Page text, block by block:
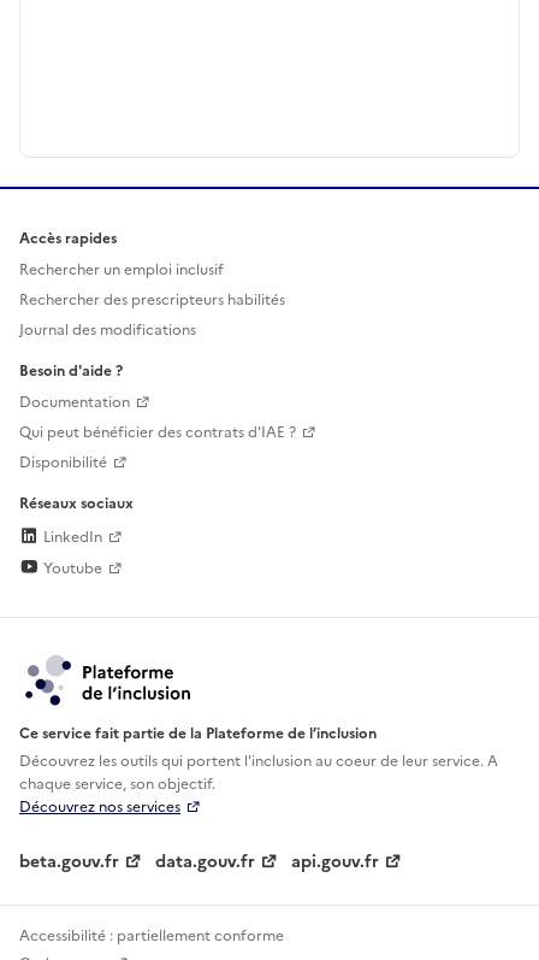
Accès rapides
Rechercher un emploi inclusif
Rechercher des prescripteurs habilités
Journal des modifications
Besoin d'aide ?
Documentation
Qui peut bénéficier des contrats d'IAE ?
Disponibilité
Réseaux sociaux
LinkedIn
Youtube
Ce service fait partie de la Plateforme de l’inclusion
Découvrez les outils qui portent l'inclusion aucoeur de leur service. A
chaque service, son objectif.
Découvrez nos services
beta.gouv.fr data.gouv.fr api.gouv.fr
Accessibilité : partiellement conforme